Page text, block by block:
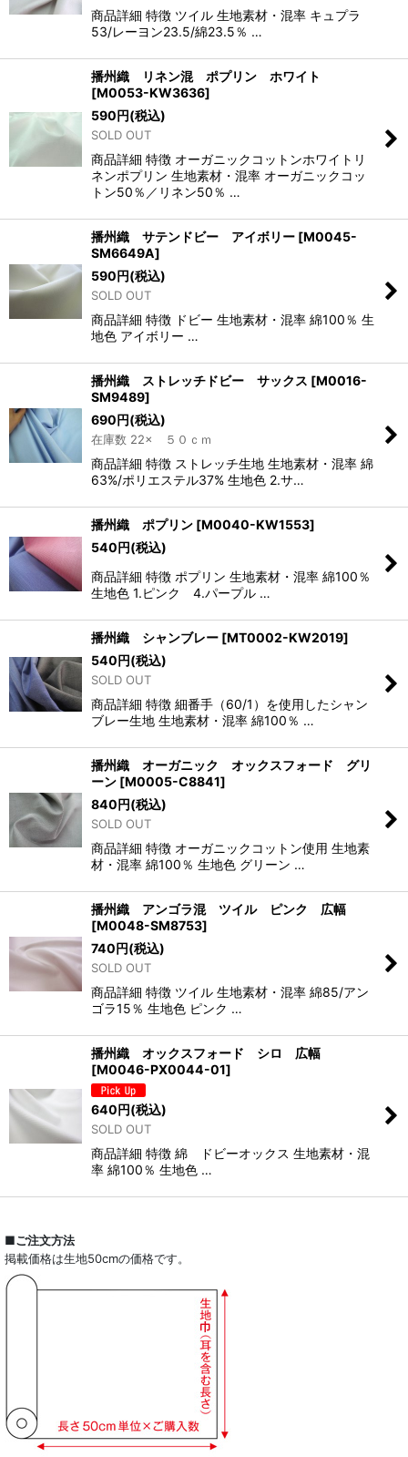
商品詳細 特徴 ツイル 生地素材・混率 キュプラ
53/レーヨン23.5/綿23.5％ …
播州織 リネン混 ポプリン ホワイト
[M0053-KW3636]
590円(税込)
SOLD OUT
商品詳細 特徴 オーガニックコットンホワイトリ
ネンポプリン 生地素材・混率 オーガニックコッ
トン50％／リネン50％ …
播州織 サテンドビー アイボリー [M0045-
SM6649A]
590円(税込)
SOLD OUT
商品詳細 特徴 ドビー 生地素材・混率 綿100％ 生
地色 アイボリー …
播州織 ストレッチドビー サックス [M0016-
SM9489]
690円(税込)
在庫数 22× ５０ｃｍ
商品詳細 特徴 ストレッチ生地 生地素材・混率 綿
63%/ポリエステル37% 生地色 2.サ…
播州織 ポプリン [M0040-KW1553]
540円(税込)
商品詳細 特徴 ポプリン 生地素材・混率 綿100％
生地色 1.ピンク 4.パープル …
播州織 シャンブレー [MT0002-KW2019]
540円(税込)
SOLD OUT
商品詳細 特徴 細番手（60/1）を使用したシャン
ブレー生地 生地素材・混率 綿100％ …
播州織 オーガニック オックスフォード グリ
ーン [M0005-C8841]
840円(税込)
SOLD OUT
商品詳細 特徴 オーガニックコットン使用 生地素
材・混率 綿100％ 生地色 グリーン …
播州織 アンゴラ混 ツイル ピンク 広幅
[M0048-SM8753]
740円(税込)
SOLD OUT
商品詳細 特徴 ツイル 生地素材・混率 綿85/アン
ゴラ15％ 生地色 ピンク …
播州織 オックスフォード シロ 広幅
[M0046-PX0044-01]
640円(税込)
SOLD OUT
商品詳細 特徴 綿 ドビーオックス 生地素材・混
率 綿100％ 生地色 …
■ご注文方法
掲載価格は生地50cmの価格です。